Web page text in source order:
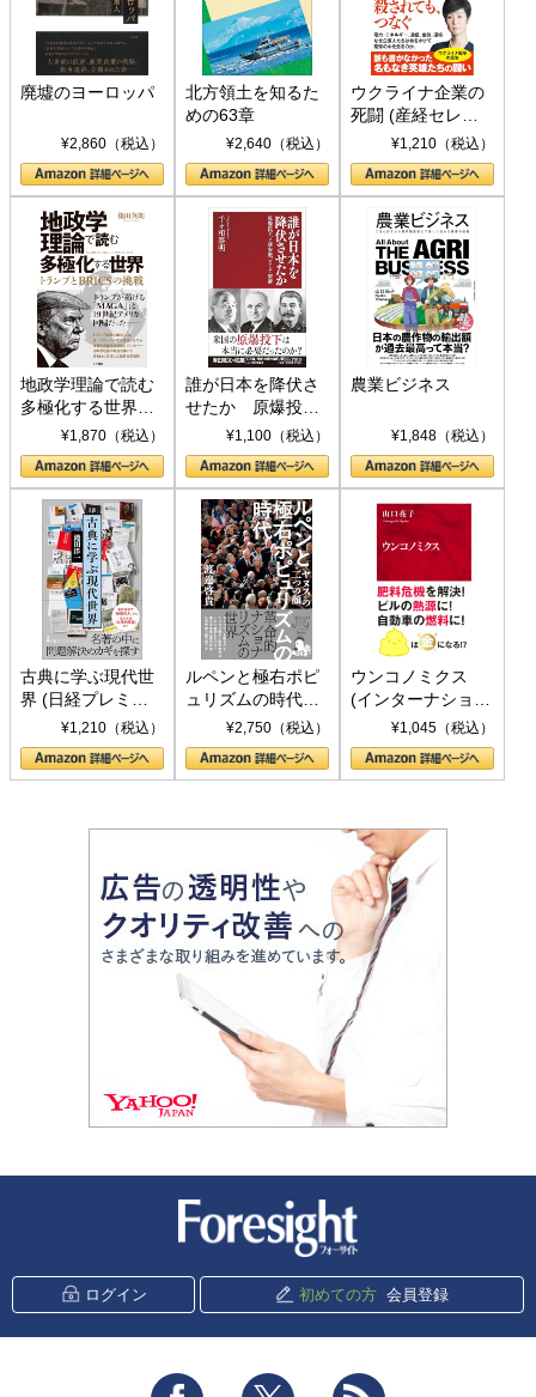
廃墟のヨーロッパ
¥2,860（税込）
北方領土を知るた
めの63章
¥2,640（税込）
ウクライナ企業の
死闘 (産経セレク
ト S 039)¥1,210（税込）
地政学理論で読む
多極化する世界：
トランプとBRICS
の挑戦
¥1,870（税込）
誰が日本を降伏さ
せたか 原爆投
下、ソ連参戦、そ
して聖断 (PHP新
書)
¥1,100（税込）
農業ビジネス
¥1,848（税込）
古典に学ぶ現代世
界 (日経プレミア
シリーズ)¥1,210（税込）
ルペンと極右ポピ
ュリズムの時代：
〈ヤヌス〉の二つ
の顔
¥2,750（税込）
ウンコノミクス
(インターナショナ
ル新書)¥1,045（税込）
ログイン 初めての方 会員登録
Facebook Twitter